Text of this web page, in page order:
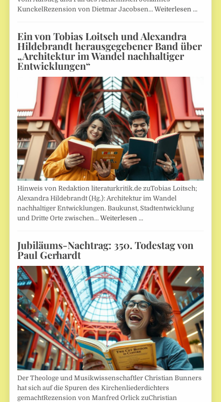
KunckelRezension von Dietmar Jacobsen…Weiterlesen …
Ein von Tobias Loitsch und Alexandra
Hildebrandt herausgegebener Band über
„Architektur im Wandel nachhaltiger
Entwicklungen“
Hinweis von Redaktion literaturkritik.de zuTobias Loitsch;
Alexandra Hildebrandt (Hg.): Architektur im Wandel
nachhaltiger Entwicklungen. Baukunst, Stadtentwicklung
und Dritte Orte zwischen…Weiterlesen …
Jubiläums-Nachtrag: 350. Todestag von
Paul Gerhardt
Der Theologe und Musikwissenschaftler Christian Bunners
hat sich auf die Spuren des Kirchenliederdichters
gemachtRezension von Manfred Orlick zuChristian